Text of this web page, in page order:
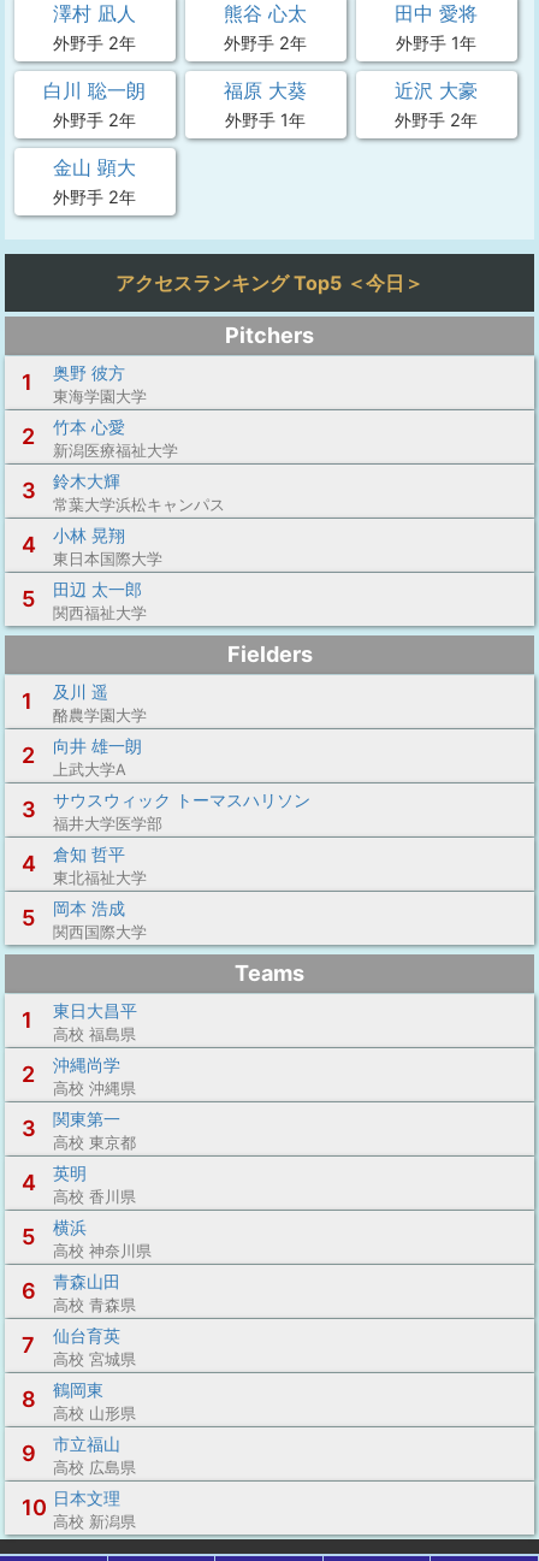
澤村 凪人
外野手 2年
熊谷 心太
外野手 2年
田中 愛将
外野手 1年
白川 聡一朗
外野手 2年
福原 大葵
外野手 1年
近沢 大豪
外野手 2年
金山 顕大
外野手 2年
アクセスランキング Top5 ＜今日＞
Pitchers
1
奥野 彼方
東海学園大学
2 竹本 心愛
新潟医療福祉大学
3 鈴木大輝
常葉大学浜松キャンパス
4 小林 晃翔
東日本国際大学
5 田辺 太一郎
関西福祉大学
Fielders
1
及川 遥
酪農学園大学
2 向井 雄一朗
上武大学A
3 サウスウィック トーマスハリソン
福井大学医学部
4 倉知 哲平
東北福祉大学
5 岡本 浩成
関西国際大学
Teams
1
東日大昌平
高校 福島県
2 沖縄尚学
高校 沖縄県
3 関東第一
高校 東京都
4 英明
高校 香川県
5 横浜
高校 神奈川県
6 青森山田
高校 青森県
7 仙台育英
高校 宮城県
8 鶴岡東
高校 山形県
9 市立福山
高校 広島県
10 日本文理
高校 新潟県